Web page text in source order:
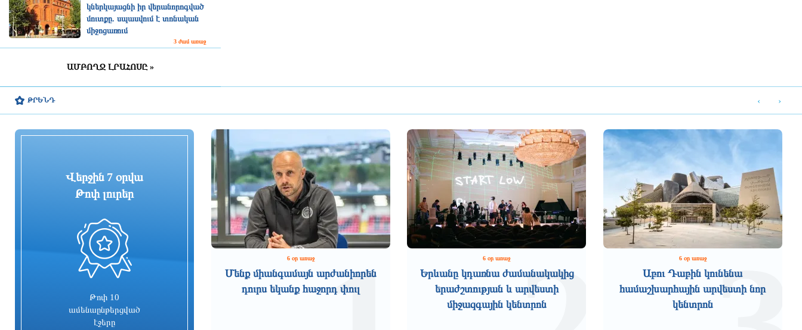
կներկայացնի իր վերանորոգված
մուտքը. սպասվում է տոնական
միջոցառում
3 ժամ առաջ
Իրանի եւ Օմանի միջեւ
Հորմուզի նեղուցը վերահսկելու
ՀՀ ԱԺ իններորդ գումարման
Թրամփը Պենտագոնի ղեկավարից
Պակիստանի, Հայաստանի եւ ողջ
Կովկասի միջեւ մեծ հեռանկարներ
է տեսնում ՌԴ-ում Իսլամաբադի
դեսպանը
ԱՄԲՈՂՋ ԼՐԱՀՈՍԸ »
ԹՐԵՆԴ
Վերջին 7 օրվա
Թոփ լուրեր
Թոփ 10
ամենաընթերցված
էջերը
6 օր առաջ
Մենք միանգամայն արժանիորեն
դուրս եկանք հաջորդ փուլ
6 օր առաջ
Երևանը կդառնա ժամանակակից
երաժշտության և արվեստի
միջազգային կենտրոն
6 օր առաջ
Աբու Դաբին կունենա
համաշխարհային արվեստի նոր
կենտրոն
‹ ›